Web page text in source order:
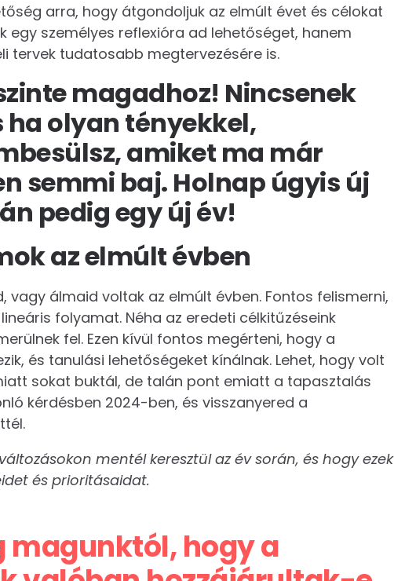
arra, hogy átgondoljuk az elmúlt évet és célokat
egy személyes reflexióra ad lehetőséget, hanem
tervek tudatosabb megtervezésére is.
magadhoz! Nincsenek
ha olyan tényekkel,
amiket ma már
semmi baj. Holnap úgyis új
pedig egy új év!
az elmúlt évben
vagy álmaid voltak az elmúlt évben. Fontos felismerni,
folyamat. Néha az eredeti célkitűzéseink
fel. Ezen kívül fontos megérteni, hogy a
és tanulási lehetőségeket kínálnak. Lehet, hogy volt
sokat buktál, de talán pont emiatt a tapasztalás
kérdésben 2024-ben, és visszanyered a
mentél keresztül az év során, és hogy ezek
és prioritásaidat.
magunktól, hogy a